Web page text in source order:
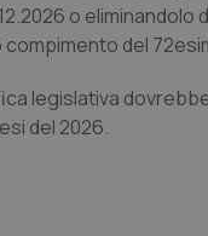
o
del
legislativa
del 2026.